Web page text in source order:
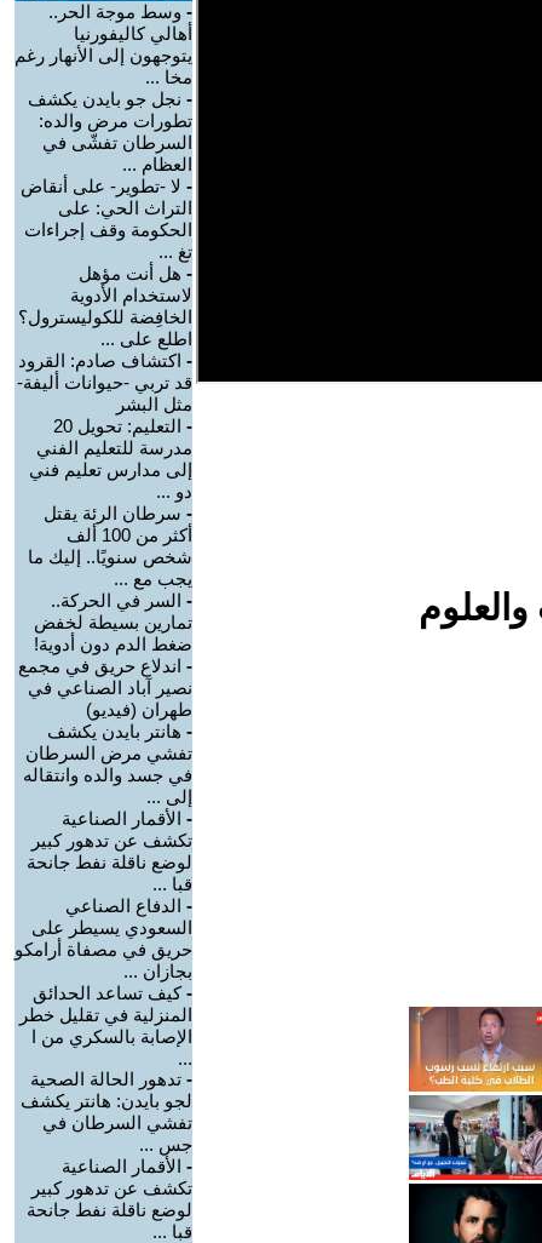
- وسط موجة الحر..
أهالي كاليفورنيا
يتوجهون إلى الأنهار رغم
مخا ...
- نجل جو بايدن يكشف
تطورات مرض والده:
السرطان تفشّى في
العظام ...
- لا -تطوير- على أنقاض
التراث الحي: على
الحكومة وقف إجراءات
تغ ...
- هل أنت مؤهل
لاستخدام الأدوية
الخافِضة للكوليسترول؟
اطلع على ...
- اكتشاف صادم: القرود
قد تربي -حيوانات أليفة-
مثل البشر
-
التعليم: تحويل 20
مدرسة للتعليم الفني
إلى مدارس تعليم فني
دو ...
- سرطان الرئة يقتل
أكثر من 100 ألف
شخص سنويًا.. إليك ما
يجب مع ...
- السر في الحركة..
تمارين بسيطة لخفض
ضغط الدم دون أدوية!
- اندلاع حريق في مجمع
نصير آباد الصناعي في
طهران (فيديو)
- هانتر بايدن يكشف
تفشي مرض السرطان
في جسد والده وانتقاله
إلى ...
- الأقمار الصناعية
تكشف عن تدهور كبير
لوضع ناقلة نفط جانحة
قبا ...
- الدفاع الصناعي
السعودي يسيطر على
حريق في مصفاة أرامكو
بجازان ...
-كيف تساعد الحدائق
المنزلية في تقليل خطر
الإصابة بالسكري من ا
...
- تدهور الحالة الصحية
لجو بايدن: هانتر يكشف
تفشي السرطان في
جس ...
- الأقمار الصناعية
تكشف عن تدهور كبير
لوضع ناقلة نفط جانحة
قبا ...